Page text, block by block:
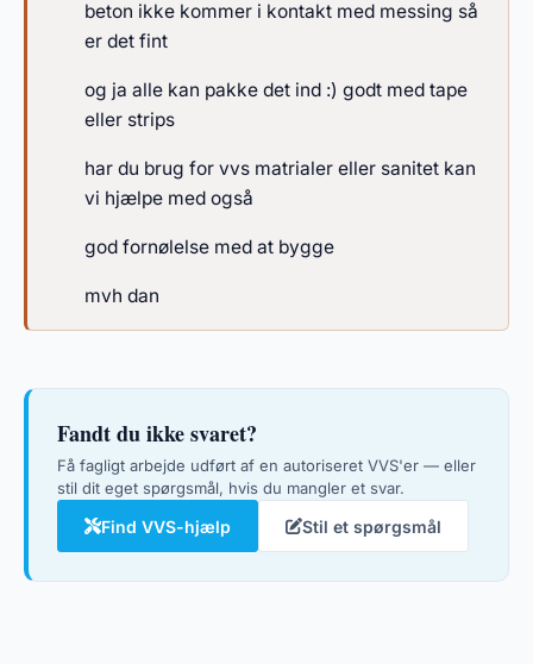
beton ikke kommer i kontakt med messing så
er det fint
og ja alle kan pakke det ind :) godt med tape
eller strips
har du brug for vvs matrialer eller sanitet kan
vi hjælpe med også
god fornølelse med at bygge
mvh dan
Fandt du ikke svaret?
Få fagligt arbejde udført af en autoriseret VVS'er — eller
stil dit eget spørgsmål, hvis du mangler et svar.
Find VVS-hjælp Stil et spørgsmål